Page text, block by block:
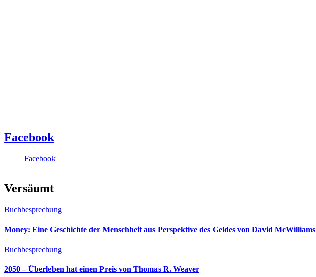
Facebook
Facebook
Versäumt
Buchbesprechung
Money: Eine Geschichte der Menschheit aus Perspektive des Geldes von David McWilliams
Buchbesprechung
2050 – Überleben hat einen Preis von Thomas R. Weaver